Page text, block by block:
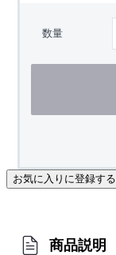
数量
お気に入りに登録する
商品説明